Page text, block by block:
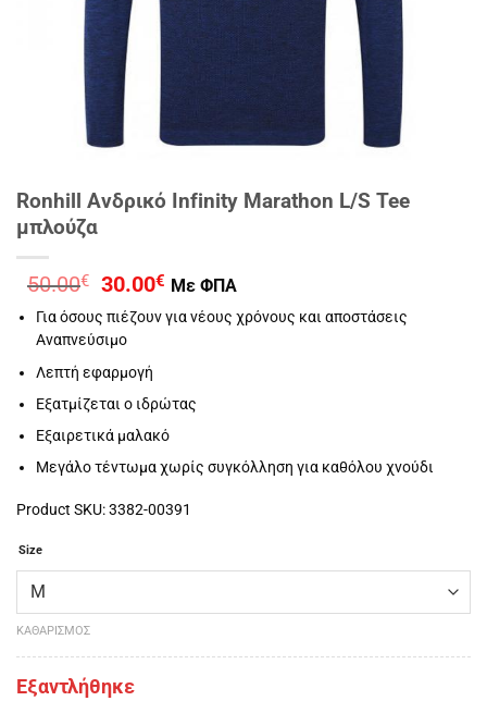
Ronhill Ανδρικό Infinity Marathon L/S Tee
μπλούζα
50.00€
Original
price
was:
50.00€.
30.00€ Η
τρέχουσα
τιμή
Με ΦΠΑ
Για όσους πιέζουν για νέους χρόνους και αποστάσεις
Αναπνεύσιμο
Λεπτή εφαρμογή
Εξατμίζεται ο ιδρώτας
Εξαιρετικά μαλακό
Μεγάλο τέντωμα χωρίς συγκόλληση για καθόλου χνούδι
Product SKU: 3382-00391
Size
ΚΑΘΑΡΙΣΜΌΣ
Εξαντλήθηκε